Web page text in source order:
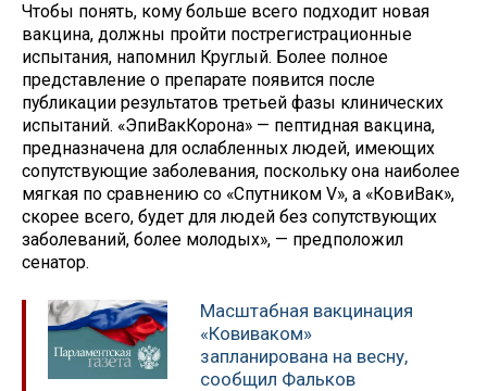
Чтобы понять, кому больше всего подходит новая
вакцина, должны пройти пострегистрационные
испытания, напомнил Круглый. Более полное
представление о препарате появится после
публикации результатов третьей фазы клинических
испытаний. «ЭпиВакКорона» — пептидная вакцина,
предназначена для ослабленных людей, имеющих
сопутствующие заболевания, поскольку она наиболее
мягкая по сравнению со «Спутником V», а «КовиВак»,
скорее всего, будет для людей без сопутствующих
заболеваний, более молодых», — предположил
сенатор.
Масштабная вакцинация
«Ковиваком»
запланирована на весну,
сообщил Фальков